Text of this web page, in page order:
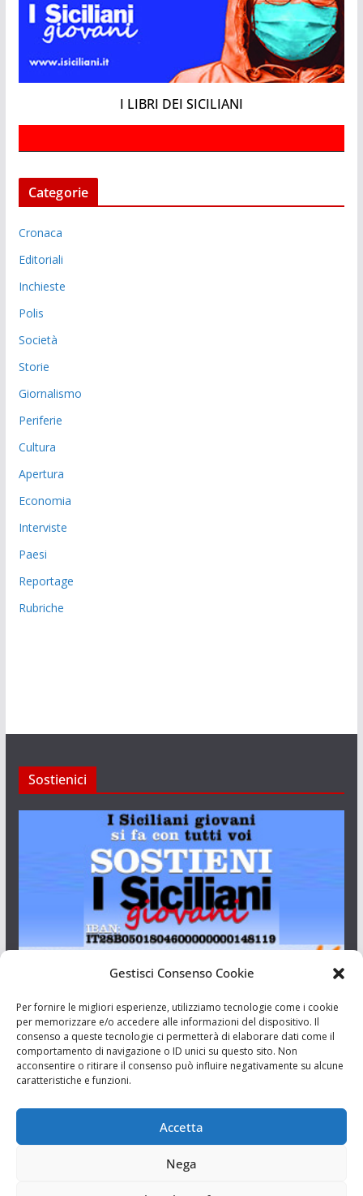
Gestisci Consenso Cookie
Per fornire le migliori esperienze, utilizziamo tecnologie come i cookie
per memorizzare e/o accedere alle informazioni del dispositivo. Il
consenso a queste tecnologie ci permetterà di elaborare dati come il
comportamento di navigazione o ID unici su questo sito. Non
acconsentire o ritirare il consenso può influire negativamente su alcune
caratteristiche e funzioni.
Accetta
Nega
I LIBRI DEI SICILIANI
Categorie
Cronaca
Editoriali
Inchieste
Polis
Società
Storie
Giornalismo
Periferie
Cultura
Apertura
Economia
Interviste
Paesi
Reportage
Rubriche
Sostienici
Aut. del tribunale di Catania n.23/2011 del 20/09/2011 Dir.
Resp. Riccardo Orioles.
Associazione Culturale I Siciliani Giovani
via Randazzo 27 Catania